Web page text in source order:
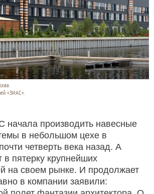
«ЗИАС».
начала производить навесные
в небольшом цехе в
четверть века назад. А
в пятерку крупнейших
на своем рынке. И продолжает
в компании заявили: